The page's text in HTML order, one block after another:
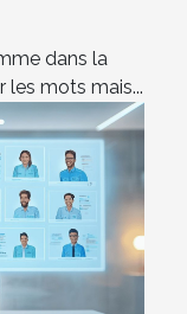
dans la
les mots mais...